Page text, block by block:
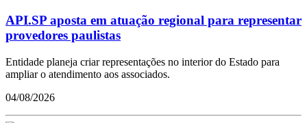
API.SP aposta em atuação regional para representar
provedores paulistas
Entidade planeja criar representações no interior do Estado para
ampliar o atendimento aos associados.
04/08/2026